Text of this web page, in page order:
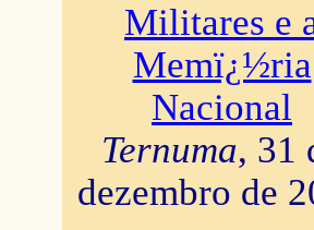
Militares e
Memï¿½ria
Nacional
Ternuma, 31
dezembro de